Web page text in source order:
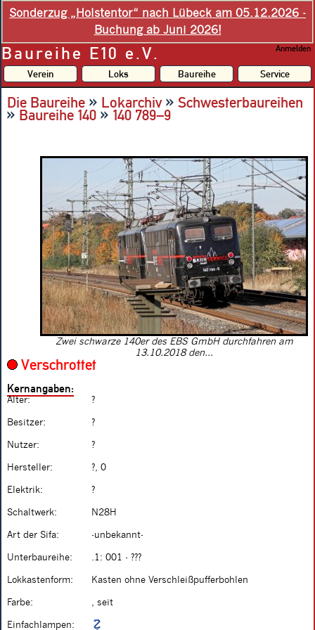
Sonderzug „Holstentor“ nach Lübeck am 05.12.2026 -
Buchung ab Juni 2026!
Baureihe E10 e.V. Anmelden
Verein Loks Baureihe Service
Die Baureihe » Lokarchiv» Schwesterbaureihen
»Baureihe 140 »140 789–9
Zwei schwarze 140er des EBS GmbH durchfahren am
13.10.2018 den...
Verschrottet
Kernangaben:
Alter: ?
Besitzer: ?
Nutzer: ?
Hersteller: ?, 0
Elektrik: ?
Schaltwerk: N28H
Art der Sifa: -unbekannt-
Unterbaureihe: .1: 001 - ???
Lokkastenform: Kasten ohne Verschleißpufferbohlen
Farbe: , seit
Einfachlampen: